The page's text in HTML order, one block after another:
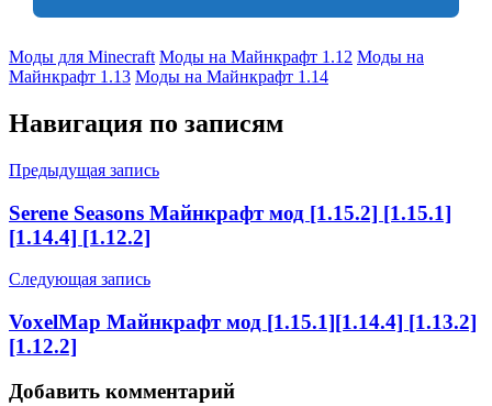
Моды для Minecraft Моды на Майнкрафт 1.12 Моды на
Майнкрафт 1.13 Моды на Майнкрафт 1.14
Навигация по записям
Предыдущая запись
Serene Seasons Майнкрафт мод [1.15.2] [1.15.1]
[1.14.4] [1.12.2]
Следующая запись
VoxelMap Майнкрафт мод [1.15.1][1.14.4] [1.13.2]
[1.12.2]
Добавить комментарий